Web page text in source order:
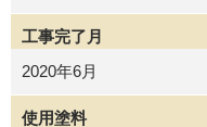
工事完了月
2020年6月
使用塗料